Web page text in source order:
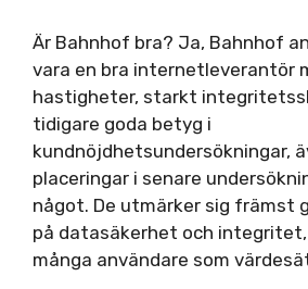
Är Bahnhof bra? Ja, Bahnhof
vara en bra internetleverantör
hastigheter, starkt
tidigare goda betyg i
kundnöjdhetsundersökningar,
placeringar i senare
något. De utmärker sig främst
på datasäkerhet och
många användare som